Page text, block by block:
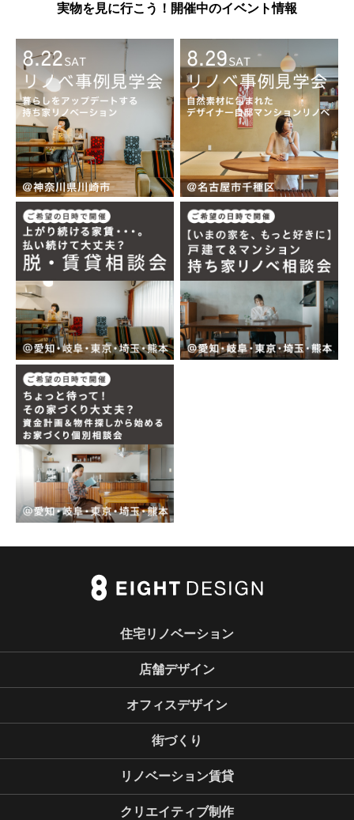
実物を見に行こう！開催中のイベント情報
住宅リノベーション
店舗デザイン
オフィスデザイン
街づくり
リノベーション賃貸
クリエイティブ制作